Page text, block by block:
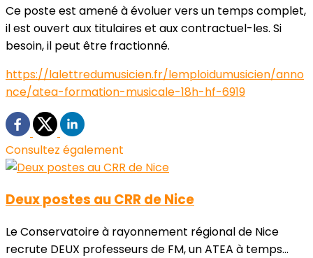
Ce poste est amené à évoluer vers un temps complet,
il est ouvert aux titulaires et aux contractuel-les. Si
besoin, il peut être fractionné.
https://lalettredumusicien.fr/lemploidumusicien/anno
nce/atea-formation-musicale-18h-hf-6919
Consultez également
Deux postes au CRR de Nice
Le Conservatoire à rayonnement régional de Nice
recrute DEUX professeurs de FM, un ATEA à temps...